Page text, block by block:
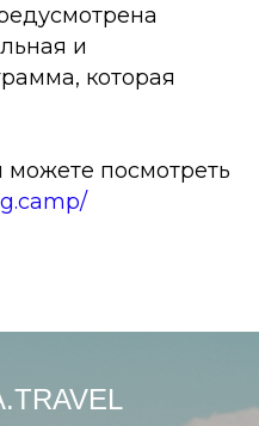
и
которая
посмотреть